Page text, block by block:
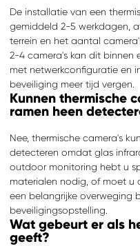
De installatie van een
gemiddeld 2-5 werkdagen,
terrein en het aantal
2-4 camera's kan dit binnen
met netwerkconfiguratie en
beveiliging meer tijd vergen.
Kunnen thermische
ramen heen
Nee, thermische camera's
detecteren omdat glas
outdoor monitoring hebt u
materialen nodig, of moet u
een belangrijke overweging
beveiligingsopstelling.
Wat gebeurt er als
geeft?